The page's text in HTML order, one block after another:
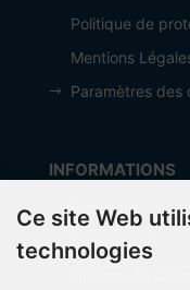
Politique de
Mentions
Paramètres des
INFORMATIONS
Fabricant
frais de port
Ce site Web
technologies